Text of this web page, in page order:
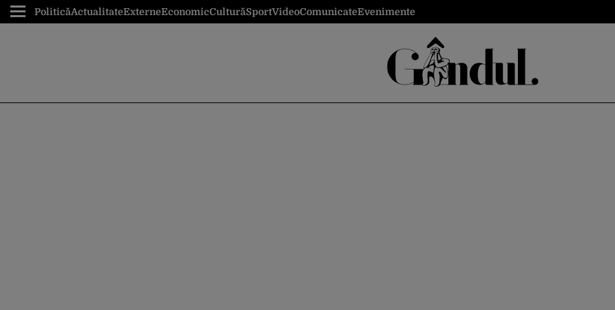
PoliticăActualitateExterneEconomicCulturăSportVideoComunicateEvenimente